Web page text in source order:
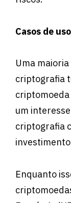
Casos de uso
Uma
criptografia
um
criptografia
Enquanto